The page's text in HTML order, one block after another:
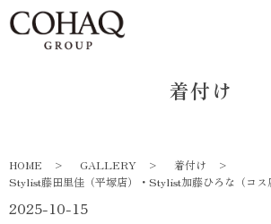
着付け
HOME GALLERY
着付け
Stylist藤田里佳（平塚店）・Stylist加藤ひろな（コス
2025-10-15